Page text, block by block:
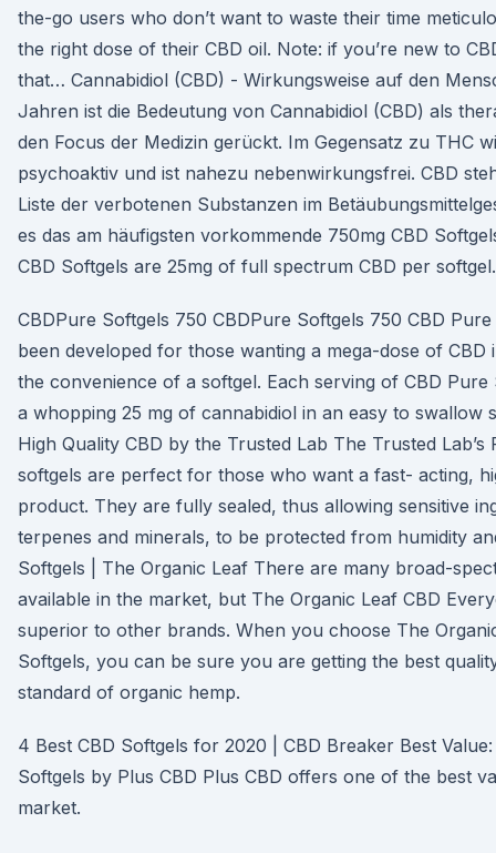
the-go users who don’t want to waste their time
the right dose of their CBD oil. Note: if you’re new to
that… Cannabidiol (CBD) - Wirkungsweise auf den
Jahren ist die Bedeutung von Cannabidiol (CBD) als
den Focus der Medizin gerückt. Im Gegensatz zu THC
psychoaktiv und ist nahezu nebenwirkungsfrei. CBD
Liste der verbotenen Substanzen im
es das am häufigsten vorkommende 750mg CBD
CBD Softgels are 25mg of full spectrum CBD per softgel.
CBDPure Softgels 750 CBDPure Softgels 750 CBD
been developed for those wanting a mega-dose of CBD
the convenience of a softgel. Each serving of CBD Pure
a whopping 25 mg of cannabidiol in an easy to swallow
High Quality CBD by the Trusted Lab The Trusted Lab’s
softgels are perfect for those who want a fast- acting,
product. They are fully sealed, thus allowing sensitive
terpenes and minerals, to be protected from humidity
Softgels | The Organic Leaf There are many broad-
available in the market, but The Organic Leaf CBD
superior to other brands. When you choose The
Softgels, you can be sure you are getting the best
standard of organic hemp.
4 Best CBD Softgels for 2020 | CBD Breaker Best
Softgels by Plus CBD Plus CBD offers one of the best
market.